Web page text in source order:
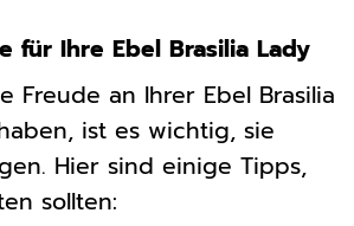
für Ihre Ebel Brasilia Lady
Freude an Ihrer Ebel Brasilia
ist es wichtig, sie
Hier sind einige Tipps,
sollten: